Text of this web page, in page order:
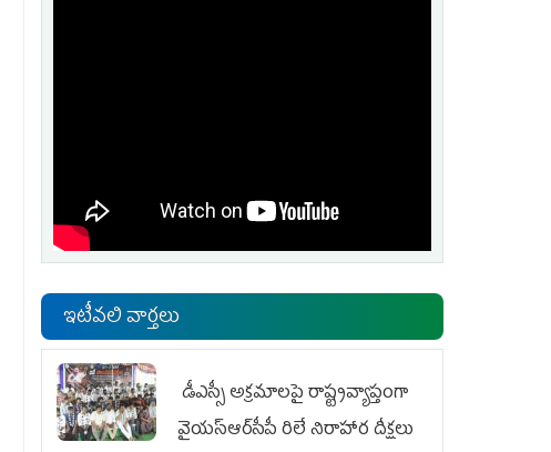
ఇటీవలి వార్తలు
డీఎస్సీ అక్రమాలపై రాష్ట్రవ్యాప్తంగా
వైయ‌స్ఆర్‌సీపీ రిలే నిరాహార దీక్షలు